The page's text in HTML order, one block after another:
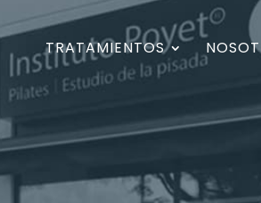
TRATAMIENTOS